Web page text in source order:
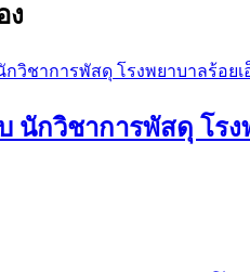
ง
นักวิชาการพัสดุ โรง